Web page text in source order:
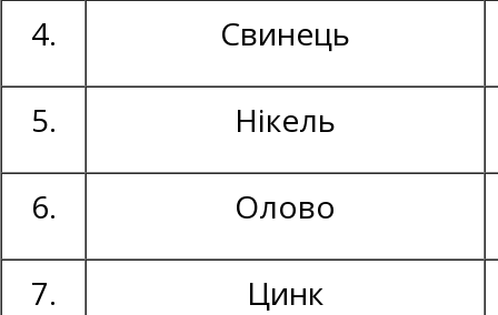
4. Свинець
5. Нікель
6. Олово
7. Цинк